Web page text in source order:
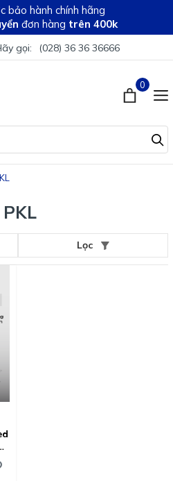
bảo hành chính hãng
đơn hàng trên 400k
gọi: (028) 36 36 36666
0
Lọc